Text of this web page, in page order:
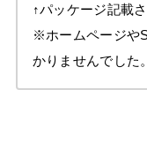
↑パッケージ記載
※ホームページや
かりませんでした。